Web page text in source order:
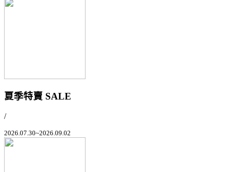
夏季特賣 SALE
/
2026.07.30~2026.09.02